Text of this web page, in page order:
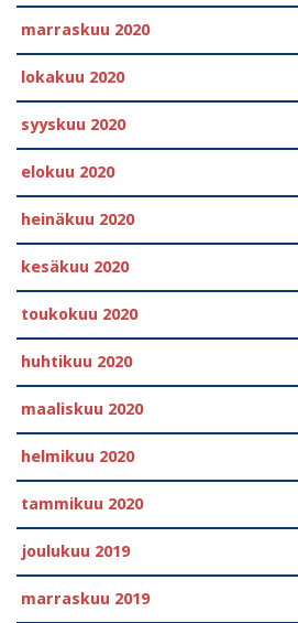
marraskuu 2020
lokakuu 2020
syyskuu 2020
elokuu 2020
heinäkuu 2020
kesäkuu 2020
toukokuu 2020
huhtikuu 2020
maaliskuu 2020
helmikuu 2020
tammikuu 2020
joulukuu 2019
marraskuu 2019